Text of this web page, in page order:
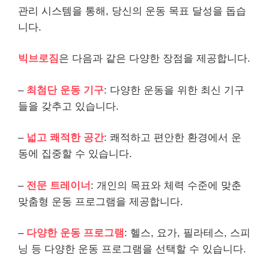
관리 시스템을 통해, 당신의 운동 목표 달성을 돕습
니다.
빅브로짐은 다음과 같은 다양한 장점을 제공합니다.
– 최첨단 운동 기구: 다양한 운동을 위한 최신 기구
들을 갖추고 있습니다.
– 넓고 쾌적한 공간: 쾌적하고 편안한 환경에서 운
동에 집중할 수 있습니다.
– 전문 트레이너 : 개인의 목표와 체력 수준에 맞춘
맞춤형 운동 프로그램을 제공합니다.
– 다양한 운동 프로그램 : 헬스, 요가, 필라테스, 스피
닝 등 다양한 운동 프로그램을 선택할 수 있습니다.